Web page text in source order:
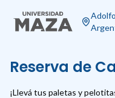
Reserva de
¡Llevá tus paletas y